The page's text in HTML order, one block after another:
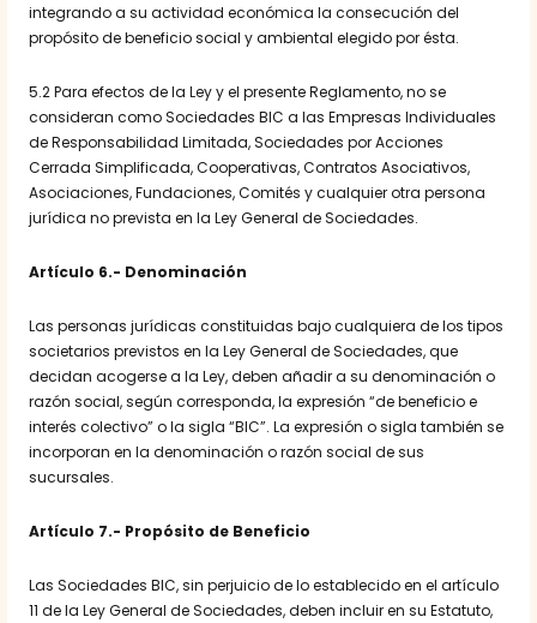
integrando a su actividad económica la consecución del
propósito de beneficio social y ambiental elegido por ésta.
5.2 Para efectos de la Ley y el presente Reglamento, no se
consideran como Sociedades BIC a las Empresas Individuales
de Responsabilidad Limitada, Sociedades por Acciones
Cerrada Simplificada, Cooperativas, Contratos Asociativos,
Asociaciones, Fundaciones, Comités y cualquier otra persona
jurídica no prevista en la Ley General de Sociedades.
Artículo 6.- Denominación
Las personas jurídicas constituidas bajo cualquiera de los tipos
societarios previstos en la Ley General de Sociedades, que
decidan acogerse a la Ley, deben añadir a su denominación o
razón social, según corresponda, la expresión “de beneficio e
interés colectivo” o la sigla “BIC”. La expresión o sigla también se
incorporan en la denominación o razón social de sus
sucursales.
Artículo 7.- Propósito de Beneficio
Las Sociedades BIC, sin perjuicio de lo establecido en el artículo
11 de la Ley General de Sociedades, deben incluir en su Estatuto,